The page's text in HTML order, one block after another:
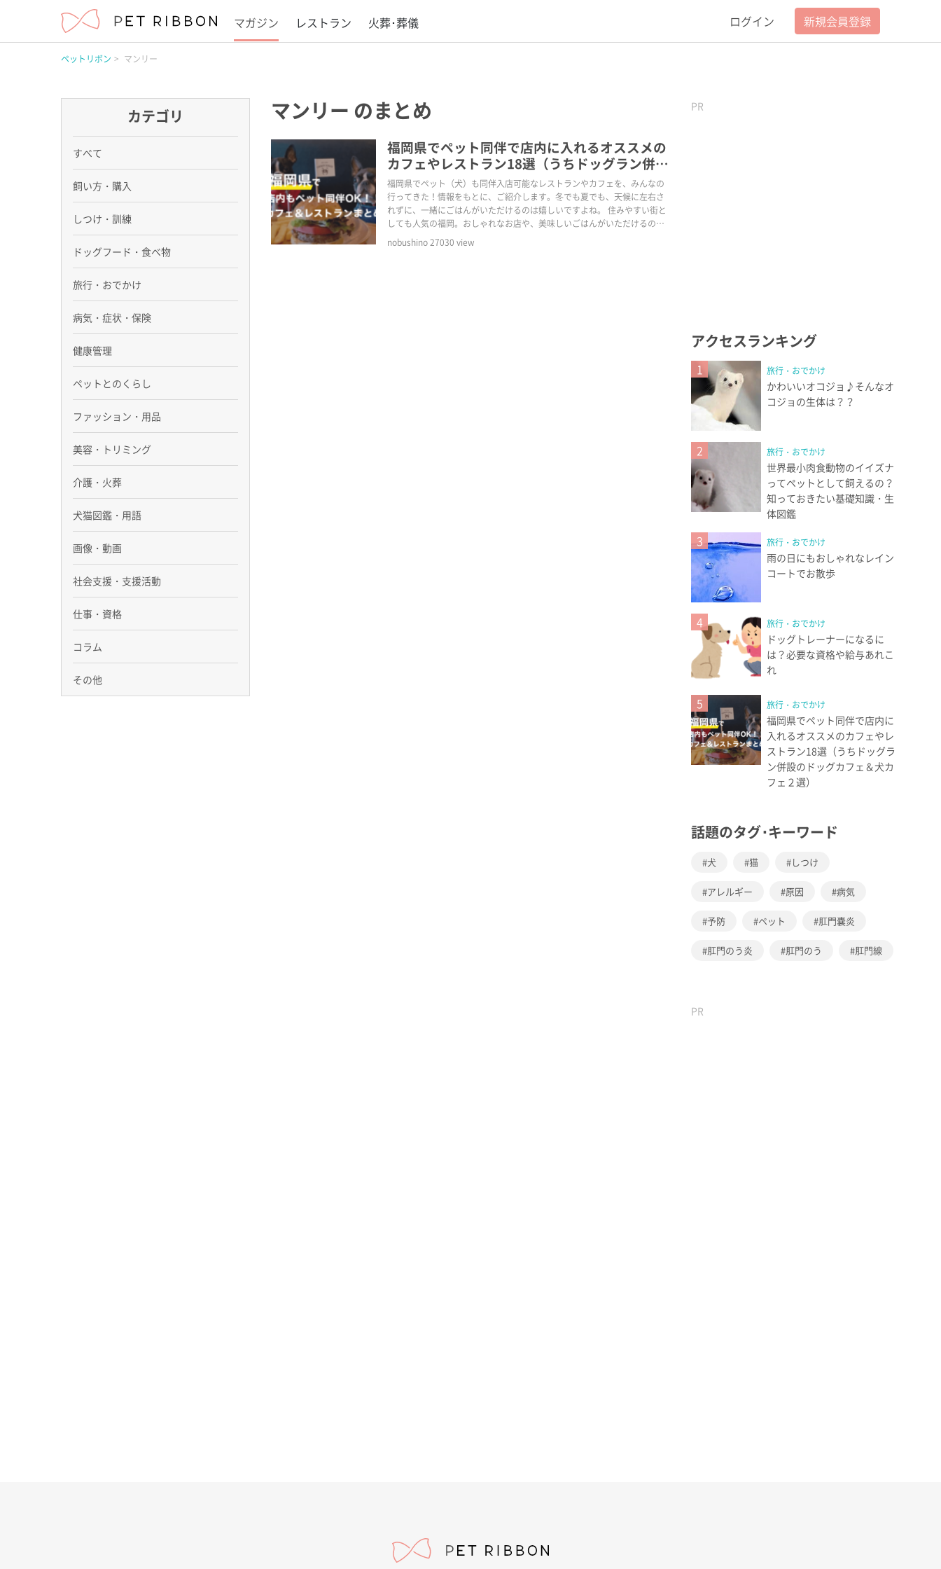
マガジン レストラン 火葬･葬儀 ログイン 新規会員登録
ペットリボン マンリー
マンリー のまとめ
福岡県でペット同伴で店内に入れるオススメの
カフェやレストラン18選（うちドッグラン併設
のドッグカフェ＆犬カフェ２選）
福岡県でペット（犬）も同伴入店可能なレストランやカフェを、みんなの
行ってきた！情報をもとに、ご紹介します。冬でも夏でも、天候に左右さ
れずに、一緒にごはんがいただけるのは嬉しいですよね。 住みやすい街と
しても人気の福岡。おしゃれなお店や、美味しいごはんがいただけるのも
魅力のひとつ。わんことのおでかけライフを楽しんで！
nobushino27030 view
PR
アクセスランキング
1 旅行・おでかけ
かわいいオコジョ♪そんなオ
コジョの生体は？？
2 旅行・おでかけ
世界最小肉食動物のイイズナ
ってペットとして飼えるの？
知っておきたい基礎知識・生
体図鑑
3 旅行・おでかけ
雨の日にもおしゃれなレイン
コートでお散歩
4 旅行・おでかけ
ドッグトレーナーになるに
は？必要な資格や給与あれこ
れ
5 旅行・おでかけ
福岡県でペット同伴で店内に
入れるオススメのカフェやレ
ストラン18選（うちドッグラ
ン併設のドッグカフェ＆犬カ
フェ２選）
話題のタグ･キーワード
犬 猫 しつけ
アレルギー 原因 病気
予防 ペット 肛門嚢炎
肛門のう炎 肛門のう 肛門線
PR
カテゴリ
すべて
飼い方・購入
しつけ・訓練
ドッグフード・食べ物
旅行・おでかけ
病気・症状・保険
健康管理
ペットとのくらし
ファッション・用品
美容・トリミング
介護・火葬
犬猫図鑑・用語
画像・動画
社会支援・支援活動
仕事・資格
コラム
その他